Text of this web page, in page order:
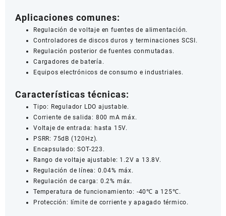
Aplicaciones comunes:
Regulación de voltaje en fuentes de alimentación.
Controladores de discos duros y terminaciones SCSI.
Regulación posterior de fuentes conmutadas.
Cargadores de batería.
Equipos electrónicos de consumo e industriales.
Características técnicas:
Tipo: Regulador LDO ajustable.
Corriente de salida: 800 mA máx.
Voltaje de entrada: hasta 15V.
PSRR: 75dB (120Hz).
Encapsulado: SOT-223.
Rango de voltaje ajustable: 1.2V a 13.8V.
Regulación de línea: 0.04% máx.
Regulación de carga: 0.2% máx.
Temperatura de funcionamiento: -40℃ a 125℃.
Protección: límite de corriente y apagado térmico.